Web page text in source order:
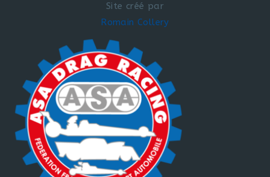
Site créé par
Romain Collery